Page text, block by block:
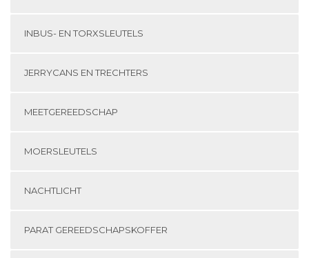
INBUS- EN TORXSLEUTELS
JERRYCANS EN TRECHTERS
MEETGEREEDSCHAP
MOERSLEUTELS
NACHTLICHT
PARAT GEREEDSCHAPSKOFFER